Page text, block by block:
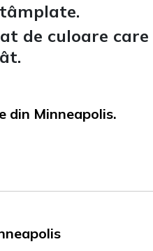
de culoare care
din Minneapolis.